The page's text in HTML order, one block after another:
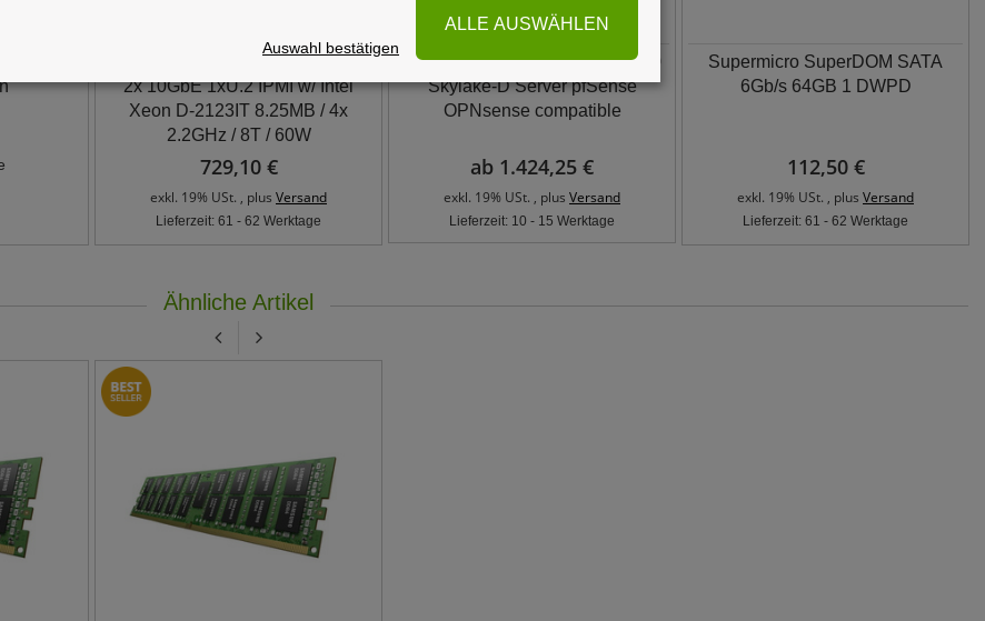
Supermicro X11SDV-4C-TLN2F
2x 10GbE 1xU.2 IPMI w/ Intel
Xeon D-2123IT 8.25MB / 4x
2.2GHz / 8T / 60W
729,10 €
exkl. 19% USt. , plus Versand
Lieferzeit: 61 - 62 Werktage
Supermicro 1U UP Xeon D-2100
Skylake-D Server pfSense
OPNsense compatible
ab 1.424,25 €
exkl. 19% USt. , plus Versand
Lieferzeit: 10 - 15 Werktage
Supermicro SuperDOM SATA
6Gb/s 64GB 1 DWPD
112,50 €
exkl. 19% USt. , plus Versand
Lieferzeit: 61 - 62 Werktage
Ähnliche Artikel
Auswahl bestätigen
ALLE AUSWÄHLEN